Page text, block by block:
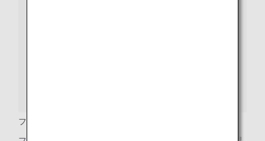
ファーストクラス優先手荷物